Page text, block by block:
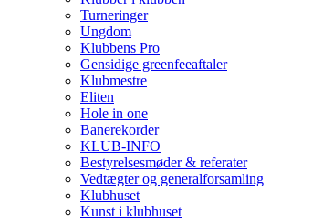
Turneringer
Ungdom
Klubbens Pro
Gensidige greenfeeaftaler
Klubmestre
Eliten
Hole in one
Banerekorder
KLUB-INFO
Bestyrelsesmøder & referater
Vedtægter og generalforsamling
Klubhuset
Kunst i klubhuset